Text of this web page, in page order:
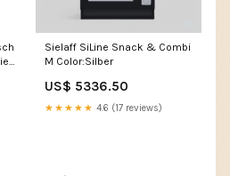
Sielaff SiLine Snack & Combi
M Color:Silber
US$ 5336.50
★★★★★ 4.6 (17 reviews)